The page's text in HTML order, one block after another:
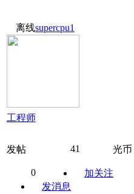
离线supercpu1
工程师
发帖 41 光币
0
加关注
发消息